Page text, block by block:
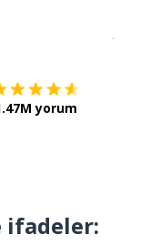
yorum
ifadeler: